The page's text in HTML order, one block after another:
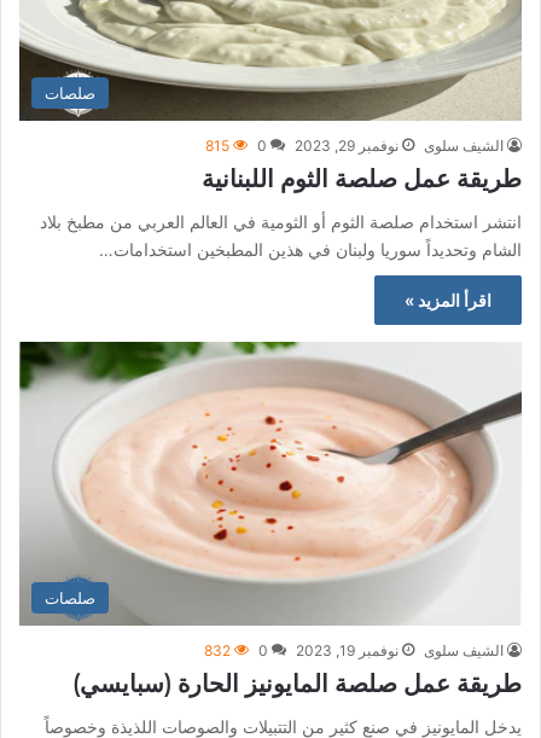
صلصات
الشيف سلوى نوفمبر 29, 2023 0
815
طريقة عمل صلصة الثوم اللبنانية
انتشر استخدام صلصة الثوم أو الثومية في العالم العربي من مطبخ بلاد
الشام وتحديداً سوريا ولبنان في هذين المطبخين استخدامات…
اقرأ المزيد »
صلصات
الشيف سلوى نوفمبر 19, 2023 0
832
طريقة عمل صلصة المايونيز الحارة (سبايسي)
يدخل المايونيز في صنع كثير من التتبيلات والصوصات اللذيذة وخصوصاً